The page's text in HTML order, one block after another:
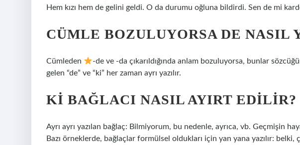
Hem kızı hem de gelini geldi. O da durumu oğluna bildirdi. Sen de mi
CÜMLE BOZULUYORSA DE NASIL
Cümleden -de ve -da çıkarıldığında anlam bozuluyorsa, bunlar
gelen “de” ve “ki” her zaman ayrı yazılır.
KI BAĞLACI NASIL AYIRT EDILIR?
Ayrı ayrı yazılan bağlaç: Bilmiyorum, bu nedenle, ayrıca, vb. Geçmişin
Bazı örneklerde, bağlaçlar formülsel oldukları için yan yana yazılır: